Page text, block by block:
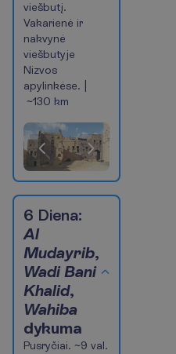
viešbutį.
Vakarienė ir
nakvynė
viešbutyje
Nizvos
apylinkėse. |
~130 km
(Šiuo
metu
esanti
skaidrė)
Pasiūlymas
1
of
4
6 Diena:
Al
Mudayrib,
Wadi Bani
Khalid,
Wahiba
dykuma
Pusryčiai. ~9 val.